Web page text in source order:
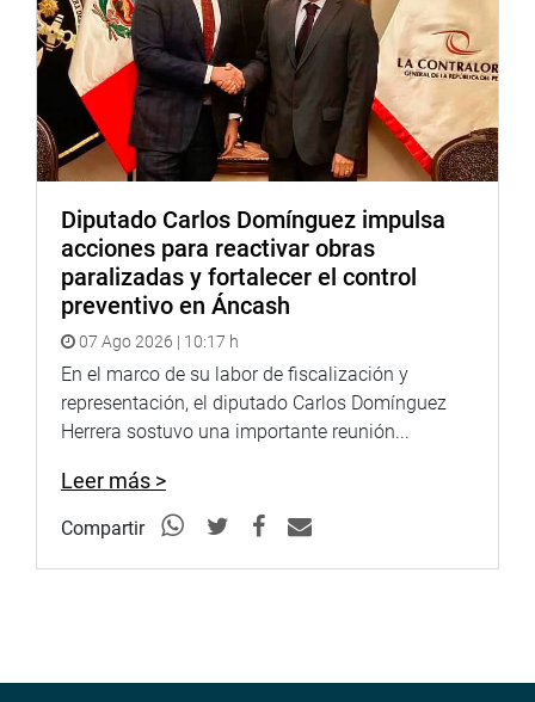
Diputado Carlos Domínguez impulsa
acciones para reactivar obras
paralizadas y fortalecer el control
preventivo en Áncash
07 Ago 2026 | 10:17 h
En el marco de su labor de fiscalización y
representación, el diputado Carlos Domínguez
Herrera sostuvo una importante reunión...
Leer más >
Compartir